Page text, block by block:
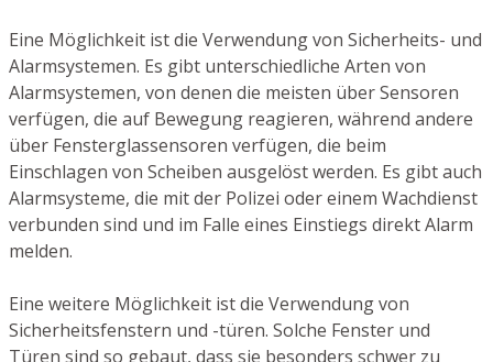
Eine Möglichkeit ist die Verwendung von Sicherheits- und
Alarmsystemen. Es gibt unterschiedliche Arten von
Alarmsystemen, von denen die meisten über Sensoren
verfügen, die auf Bewegung reagieren, während andere
über Fensterglassensoren verfügen, die beim
Einschlagen von Scheiben ausgelöst werden. Es gibt auch
Alarmsysteme, die mit der Polizei oder einem Wachdienst
verbunden sind und im Falle eines Einstiegs direkt Alarm
melden.
Eine weitere Möglichkeit ist die Verwendung von
Sicherheitsfenstern und -türen. Solche Fenster und
Türen sind so gebaut, dass sie besonders schwer zu